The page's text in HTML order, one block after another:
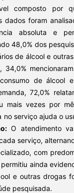
composto por
dados foram
absoluta e
48,0% dos
de álcool e
34,0%
de álcool
72,0%
mais vezes por
serviço ajuda o
O atendimento
serviço,
com
ainda
e outras drogas
pesquisada.